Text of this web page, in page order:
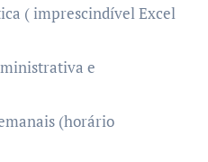
( imprescindível Excel
e
(horário